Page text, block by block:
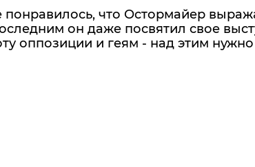
понравилось, что Остормайер
он даже посвятил свое
оппозиции и геям - над этим нужно